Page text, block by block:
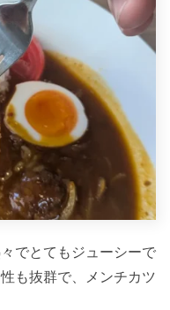
でとてもジューシーで
も抜群で、メンチカツ